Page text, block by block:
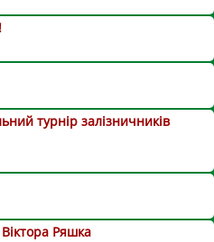
турнір залізничників
Віктора Ряшка